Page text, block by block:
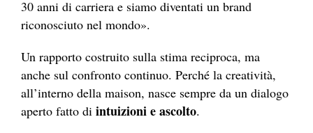
30 anni di carriera e siamo diventati un brand
riconosciuto nel mondo».
Un rapporto costruito sulla stima reciproca, ma
anche sul confronto continuo. Perché la creatività,
all’interno della maison, nasce sempre da un dialogo
aperto fatto di intuizioni e ascolto.